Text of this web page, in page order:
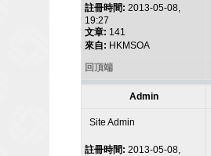
註冊時間: 2013-05-08,
19:27
文章: 141
來自: HKMSOA
回頂端
Admin
Site Admin
註冊時間: 2013-05-08,